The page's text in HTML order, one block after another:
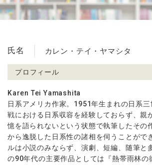
氏名 カレン・テイ・ヤマシタ
プロフィール
Karen Tei Yamashita
日系アメリカ作家。1951年生まれの日系
戦における日系収容を経験しておらず、親
憶を語られないという状態で執筆したその
から逸脱した日系性の諸相を伺うことがで
ルは小説のみならず、演劇、短編、随筆と
の90年代の主要作品としては『熱帯雨林の